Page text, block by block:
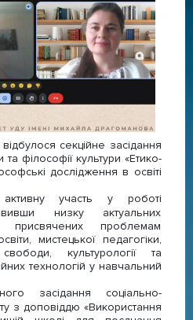
секційне засідання
філософії культури «Етико-
дослідження в освіті
участь у роботі
низку актуальних
присвячених проблемам
мистецької педагогіки,
культурології та
технологій у навчальний
засідання соціально-
з доповіддю «Використання